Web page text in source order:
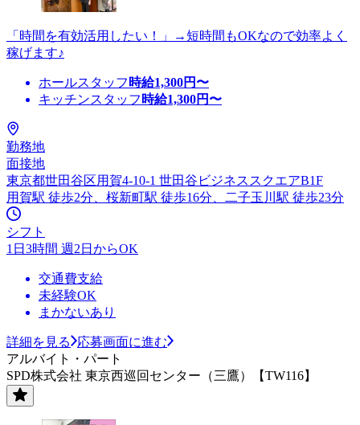
「時間を有効活用したい！」→短時間もOKなので効率よく
稼げます♪
ホールスタッフ 時給1,300円〜
キッチンスタッフ 時給1,300円〜
勤務地
面接地
東京都世田谷区用賀4-10-1 世田谷ビジネススクエアB1F
用賀駅 徒歩2分、桜新町駅 徒歩16分、二子玉川駅 徒歩23分
シフト
1日3時間 週2日からOK
交通費支給
未経験OK
まかないあり
詳細を見る
応募画面に進む
アルバイト・パート
SPD株式会社 東京西巡回センター（三鷹）【TW116】